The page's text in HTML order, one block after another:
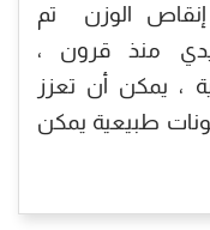
إنقاص الوزن تم
منذ قرون ،
، يمكن أن تعزز
الصحي، وإليك 7 مكونات طبيعية يمكن